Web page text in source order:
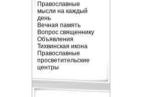
Православные
мысли на каждый
день
Вечная память
Вопрос священнику
Объявления
Тихвинская икона
Православные
просветительские
центры